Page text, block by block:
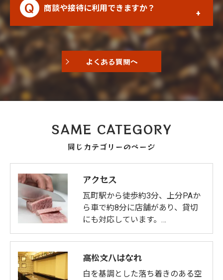
商談や接待に利用できますか？
よくある質問へ
同じカテゴリーのページ
SAME CATEGORY
アクセス
瓦町駅から徒歩約3分、上分PAか
ら車で約8分に店舗があり、貸切
にも対応しています。…
高松文八はなれ
白を基調とした落ち着きのある空